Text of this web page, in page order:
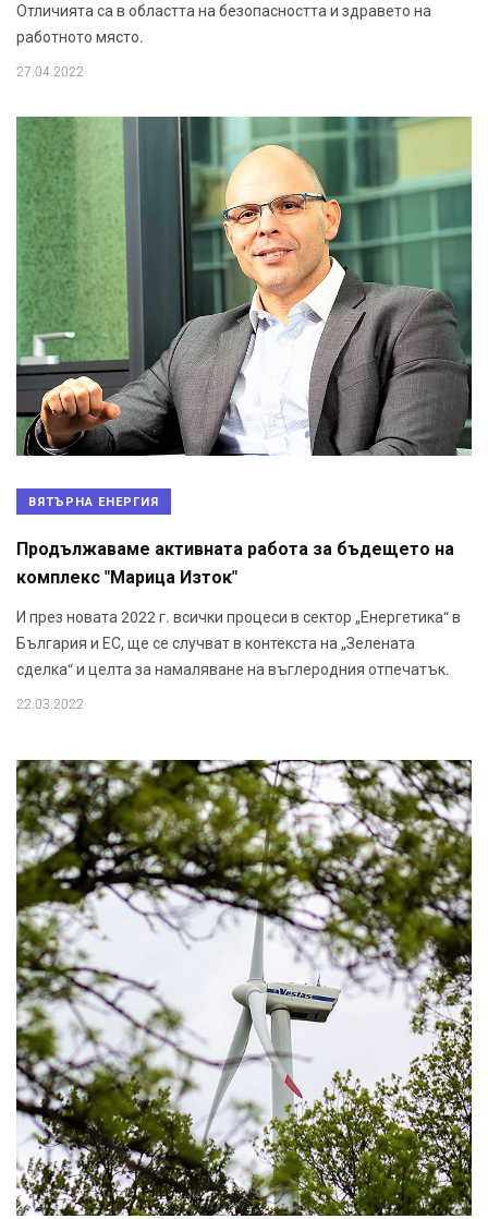
Отличията са в областта на безопасността и здравето на
работното място.
27.04.2022
ВЯТЪРНА ЕНЕРГИЯ
Продължаваме активната работа за бъдещето на
комплекс "Марица Изток"
И през новата 2022 г. всички процеси в сектор „Енергетика“ в
България и ЕС, ще се случват в контекста на „Зелената
сделка“ и целта за намаляване на въглеродния отпечатък.
22.03.2022